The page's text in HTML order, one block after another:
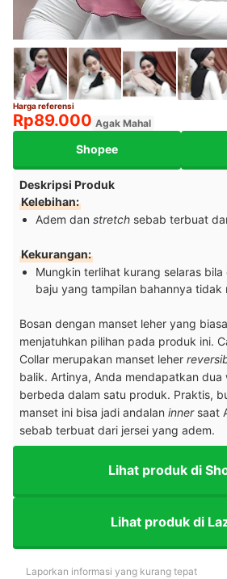
Harga referensi
Rp89.000 Agak Mahal
Shopee
Deskripsi Produk
Kelebihan:
Adem dan stretch sebab terbuat
Kekurangan:
Mungkin terlihat kurang selaras
baju yang tampilan bahannya tidak
Bosan dengan manset leher yang
menjatuhkan pilihan pada produk ini.
Collar merupakan manset leher
balik. Artinya, Anda mendapatkan dua
berbeda dalam satu produk. Praktis,
manset ini bisa jadi andalan innersaat
sebab terbuat dari jersei yang adem.
Lihat produk di
Lihat produk di
Laporkan informasi yang kurang tepat